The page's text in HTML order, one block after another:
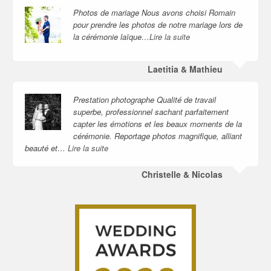
Photos de mariage Nous avons choisi Romain
pour prendre les photos de notre mariage lors de
la cérémonie laïque…Lire la suite
Laetitia & Mathieu
Prestation photographe Qualité de travail
superbe, professionnel sachant parfaitement
capter les émotions et les beaux moments de la
cérémonie. Reportage photos magnifique, alliant
beauté et… Lire la suite
Christelle & Nicolas